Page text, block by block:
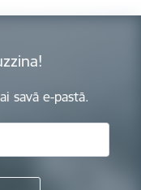
savā e-pastā.